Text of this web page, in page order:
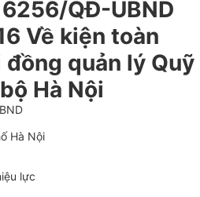
QĐ-UBND
Về kiện toàn
quản lý Quỹ
Hà Nội
Hà Nội
lực